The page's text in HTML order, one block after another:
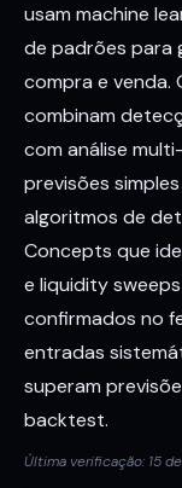
usam machine
de padrões para
compra e venda.
combinam
com análise
previsões
algoritmos de
Concepts que
e liquidity
confirmados no
entradas
superam
backtest.
Última verificação: 15